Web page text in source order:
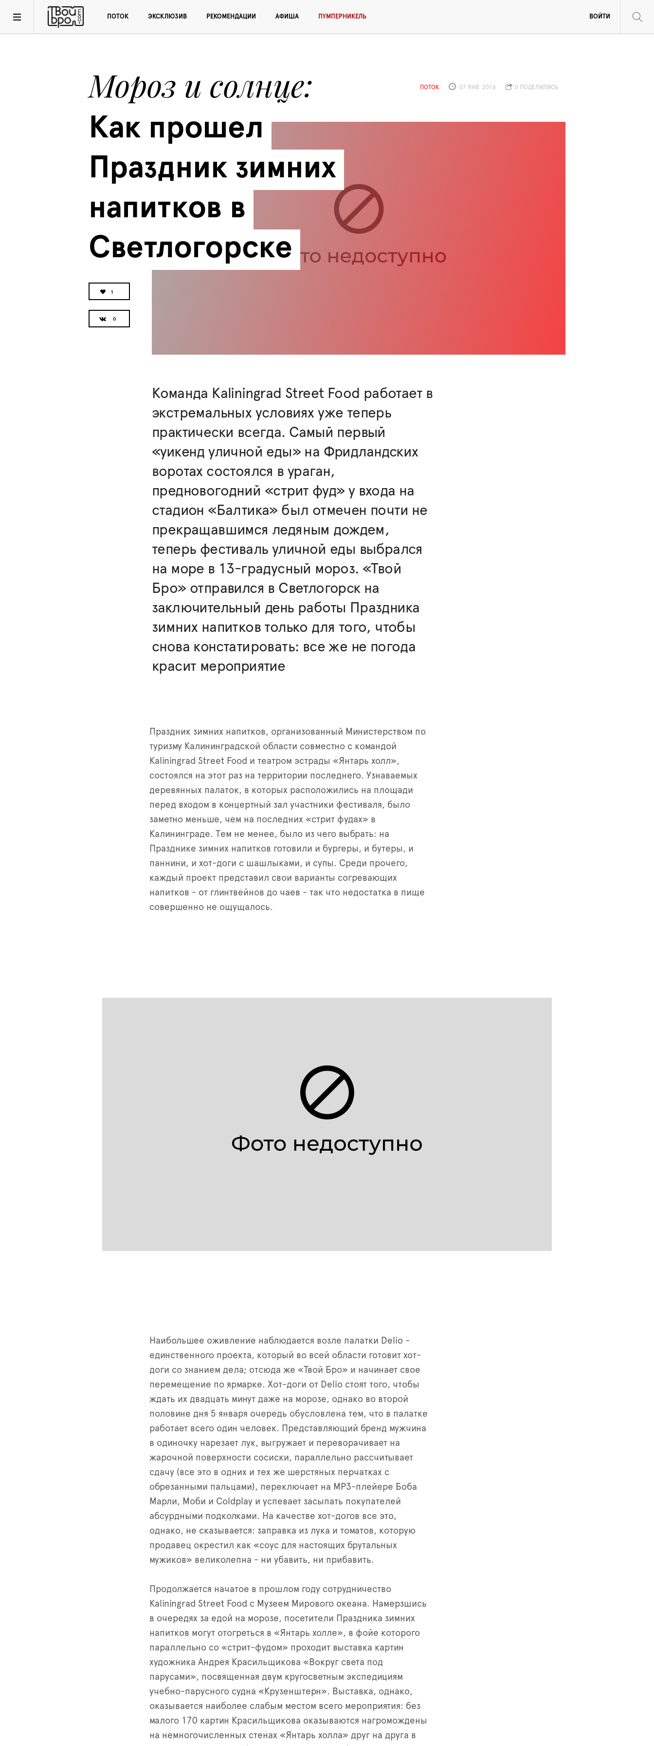
ПОТОК ЭКСКЛЮЗИВ РЕКОМЕНДАЦИИ АФИША ПУМПЕРНИКЕЛЬ ВОЙТИ
Мороз и солнце
Как прошел
Праздник зимних
напитков в
Светлогорске
1
ПОТОК 07 ЯНВ. 2016 0 ПОДЕЛИЛИСЬ
Команда Kaliningrad Street Food работает в
экстремальных условиях уже теперь
практически всегда. Самый первый
«уикенд уличной еды» на Фридландских
воротах состоялся в ураган,
предновогодний «стрит фуд» у входа на
стадион «Балтика» был отмечен почти не
прекращавшимся ледяным дождем,
теперь фестиваль уличной еды выбрался
на море в 13-градусный мороз. «Твой
Бро» отправился в Светлогорск на
заключительный день работы Праздника
зимних напитков только для того, чтобы
снова констатировать: все же не погода
красит мероприятие
Праздник зимних напитков, организованный Министерством по
туризму Калининградской области совместно с командой
Kaliningrad Street Food и театром эстрады «Янтарь холл»,
состоялся на этот раз на территории последнего. Узнаваемых
деревянных палаток, в которых расположились на площади
перед входом в концертный зал участники фестиваля, было
заметно меньше, чем на последних «стрит фудах» в
Калининграде. Тем не менее, было из чего выбрать: на
Празднике зимних напитков готовили и бургеры, и бутеры, и
паннини, и хот-доги с шашлыками, и супы. Среди прочего,
каждый проект представил свои варианты согревающих
напитков - от глинтвейнов до чаев - так что недостатка в пище
совершенно не ощущалось.
Наибольшее оживление наблюдается возле палатки Delio -
единственного проекта, который во всей области готовит хот-
доги со знанием дела; отсюда же «Твой Бро» и начинает свое
перемещение по ярмарке. Хот-доги от Delio стоят того, чтобы
ждать их двадцать минут даже на морозе, однако во второй
половине дня 5 января очередь обусловлена тем, что в палатке
работает всего один человек. Представляющий бренд мужчина
в одиночку нарезает лук, выгружает и переворачивает на
жарочной поверхности сосиски, параллельно рассчитывает
сдачу (все это в одних и тех же шерстяных перчатках с
обрезанными пальцами), переключает на MP3-плейере Боба
Марли, Моби и Coldplay и успевает засыпать покупателей
абсурдными подколками. На качестве хот-догов все это,
однако, не сказывается: заправка из лука и томатов, которую
продавец окрестил как «соус для настоящих брутальных
мужиков» великолепна - ни убавить, ни прибавить.
Продолжается начатое в прошлом году сотрудничество
Kaliningrad Street Food с Музеем Мирового океана. Намерзшись
в очередях за едой на морозе, посетители Праздника зимних
напитков могут отогреться в «Янтарь холле», в фойе которого
параллельно со «стрит-фудом» проходит выставка картин
художника Андрея Красильщикова «Вокруг света под
парусами», посвященная двум кругосветным экспедициям
учебно-парусного судна «Крузенштерн». Выставка, однако,
оказывается наиболее слабым местом всего мероприятия: без
малого 170 картин Красильщикова оказываются нагромождены
на немногочисленных стенах «Янтарь холла» друг на друга в